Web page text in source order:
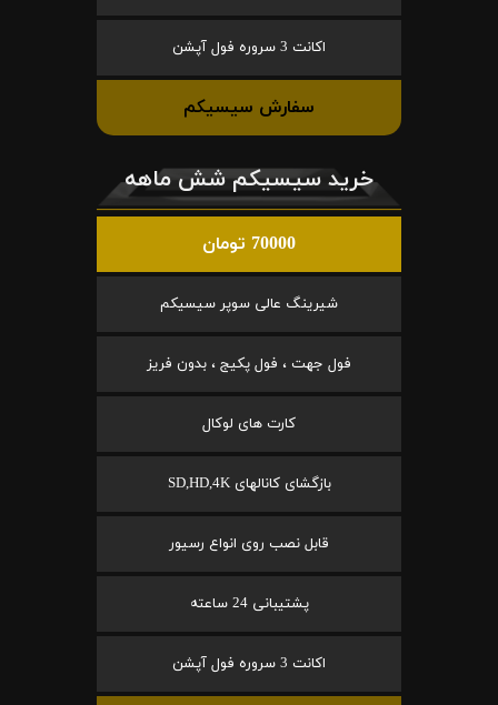
اکانت 3 سروره فول آپشن
سفارش سیسیکم
خرید سیسیکم شش ماهه
70000 تومان
شیرینگ عالی سوپر سیسیکم
فول جهت ، فول پکیج ، بدون فریز
کارت های لوکال
بازگشای کانالهای SD,HD,4K
قابل نصب روی انواع رسیور
پشتیبانی 24 ساعته
اکانت 3 سروره فول آپشن